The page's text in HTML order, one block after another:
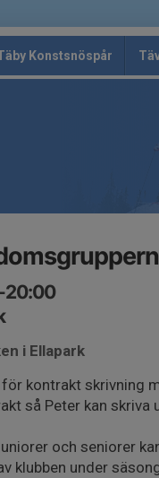
Konstsnöspår
20:00
i Ellapark
kontrakt skrivning
så Peter kan skriva
och seniorer
klubben under